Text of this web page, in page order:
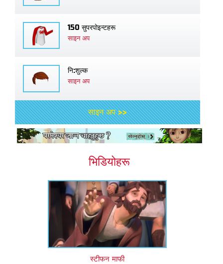
150 सुपरपोइन्टहरू
साइन अप
नि:शुल्क
साइन अप
साइन अप >>
भिडियोहरू
स्टीफन माफी